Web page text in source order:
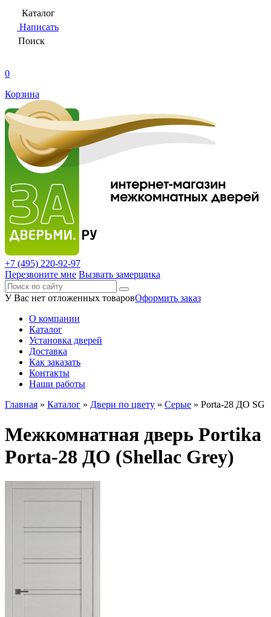
Каталог
Написать
Поиск
0
Корзина
+7 (495) 220-92-97
Перезвоните мне Вызвать замерщика
У Вас нет отложенных товаровОформить заказ
О компании
Каталог
Установка дверей
Доставка
Как заказать
Контакты
Наши работы
Главная » Каталог » Двери по цвету » Серые » Porta-28 ДО SG
Межкомнатная дверь Portika
Porta-28 ДО (Shellac Grey)